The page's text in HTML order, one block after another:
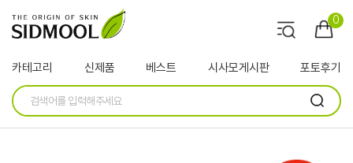
0
카테고리 신제품 베스트 시사모게시판 포토후기